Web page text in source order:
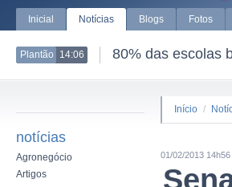
Inicial Notícias Blogs Fotos
Plantão 14:06 80% das escolas
notícias
Agronegócio
Artigos
Início /
01/02/2013 14h56